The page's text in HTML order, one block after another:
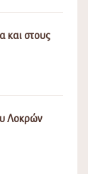
και στους
Λοκρών